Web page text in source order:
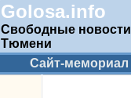
Golosa.info
Свободные новости
Тюмени
меню
Сайт-мемориал